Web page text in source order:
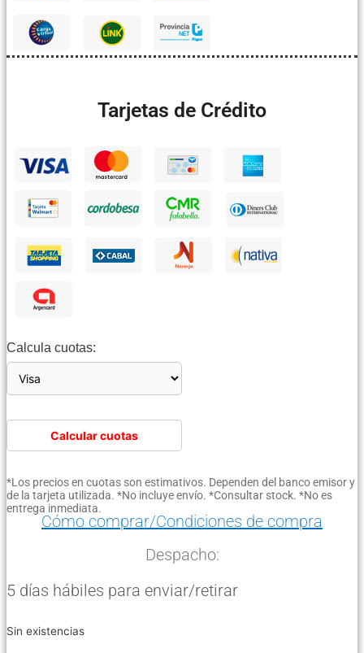
Tarjetas de Crédito
Calcula cuotas:
Calcular cuotas
*Los precios en cuotas son estimativos. Dependen del banco emisor y
de la tarjeta utilizada. *No incluye envío. *Consultar stock. *No es
entrega inmediata.
Cómo comprar/Condiciones de compra
Despacho:
5 días hábiles para enviar/retirar
Sin existencias